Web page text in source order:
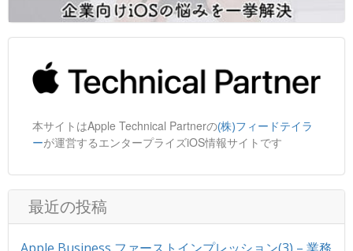
本サイトはApple Technical Partnerの(株)フィードテイラ
ーが運営するエンタープライズiOS情報サイトです
最近の投稿